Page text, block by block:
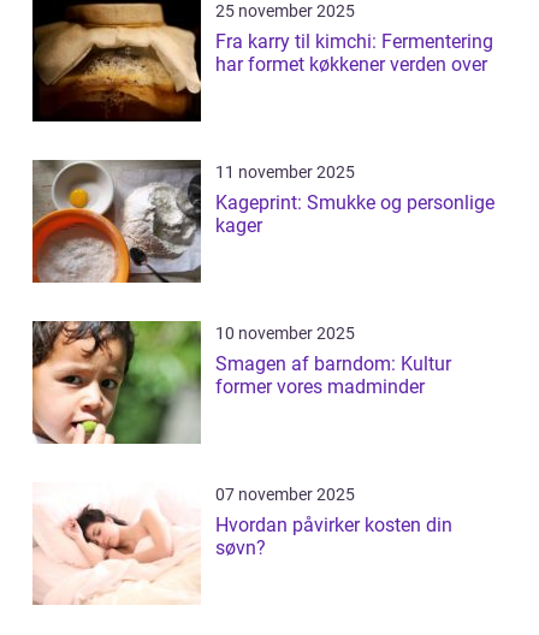
25 november 2025
Fra karry til kimchi: Fermentering
har formet køkkener verden over
11 november 2025
Kageprint: Smukke og personlige
kager
10 november 2025
Smagen af barndom: Kultur
former vores madminder
07 november 2025
Hvordan påvirker kosten din
søvn?